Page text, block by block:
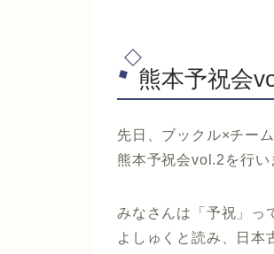
熊本予祝会
先日、ブックル×チー
熊本予祝会vol.2を行い
みなさんは「予祝」っ
よしゅくと読み、日本